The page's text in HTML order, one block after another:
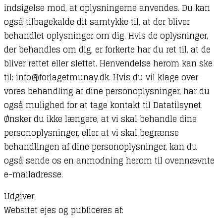
indsigelse mod, at oplysningerne anvendes. Du kan
også tilbagekalde dit samtykke til, at der bliver
behandlet oplysninger om dig. Hvis de oplysninger,
der behandles om dig, er forkerte har du ret til, at de
bliver rettet eller slettet. Henvendelse herom kan ske
til: info@forlagetmunay.dk. Hvis du vil klage over
vores behandling af dine personoplysninger, har du
også mulighed for at tage kontakt til Datatilsynet.
Ønsker du ikke længere, at vi skal behandle dine
personoplysninger, eller at vi skal begrænse
behandlingen af dine personoplysninger, kan du
også sende os en anmodning herom til ovennævnte
e-mailadresse.
Udgiver
Websitet ejes og publiceres af: